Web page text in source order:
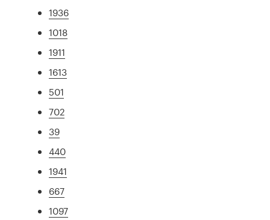
1936
1018
1911
1613
501
702
39
440
1941
667
1097